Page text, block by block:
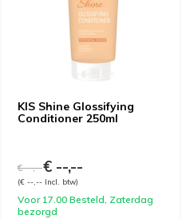
KIS Shine Glossifying
Conditioner 250ml
€ --,--€ --,--
(€ --,-- Incl. btw)
Voor 17.00 Besteld, Zaterdag
bezorgd